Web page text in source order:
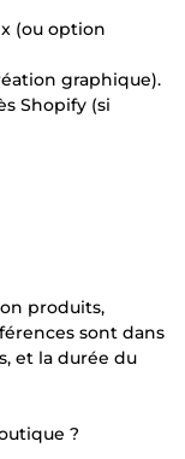
(ou option
graphique).
Shopify (si
produits,
sont dans
et la durée du
?